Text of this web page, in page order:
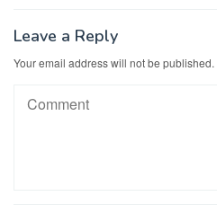
Leave a Reply
Your email address will not be published.